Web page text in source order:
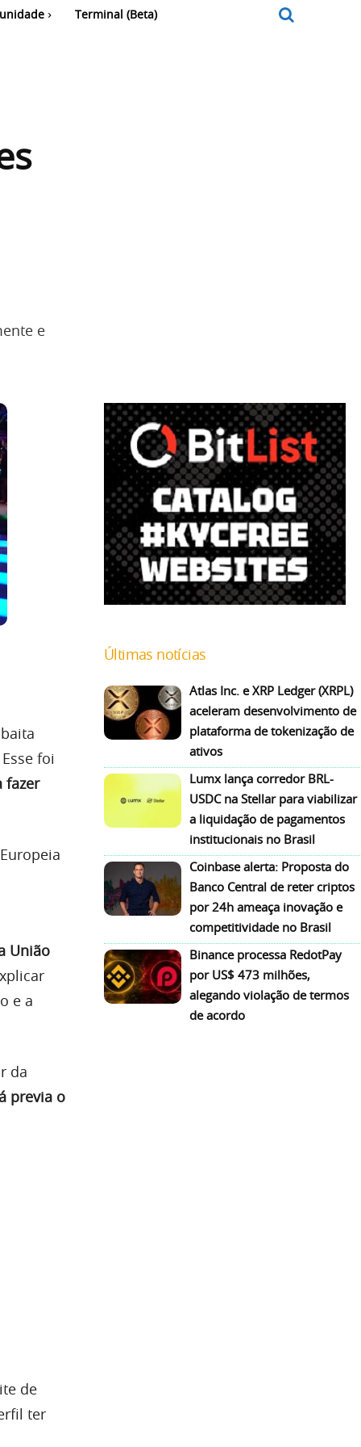
Terminal (Beta)
e
foi
fazer
União
e a
da
previa o
de
ter
Últimas notícias
Atlas Inc. e XRP Ledger (XRPL)
aceleram desenvolvimento de
plataforma de tokenização de
ativos
Lumx lança corredor BRL-
USDC na Stellar para viabilizar
a liquidação de pagamentos
institucionais no Brasil
Coinbase alerta: Proposta do
Banco Central de reter criptos
por 24h ameaça inovação e
competitividade no Brasil
Binance processa RedotPay
por US$ 473 milhões,
alegando violação de termos
de acordo